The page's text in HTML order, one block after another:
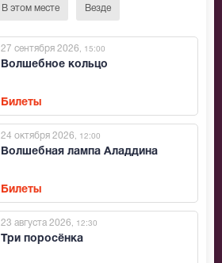
В этом месте Везде
Волшебное кольцо
27 сентября 2026 , 15:00
Билеты
Волшебная лампа Аладдина
24 октября 2026 , 12:00
Билеты
Три поросёнка
23 августа 2026 , 12:30